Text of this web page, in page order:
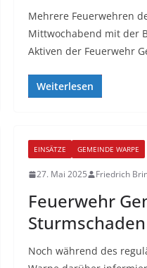
Mehrere Feuerwehren
Mittwochabend mit der
Aktiven der Feuerwehr
Weiterlesen
EINSÄTZE GEMEINDE WARPE
27. Mai 2025 Friedrich
Feuerwehr
Sturmschaden
Noch während des